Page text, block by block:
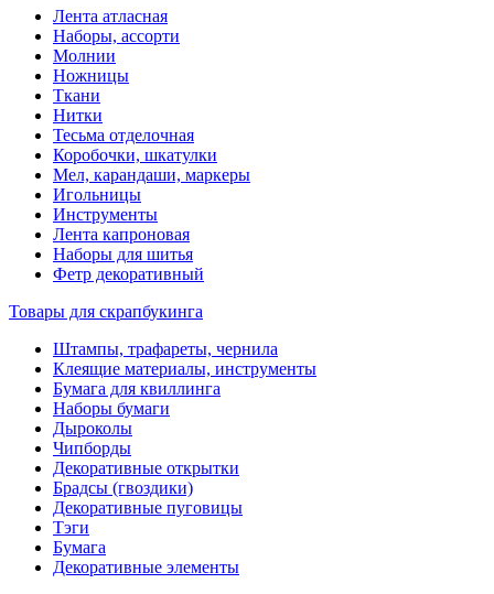
Лента атласная
Наборы, ассорти
Молнии
Ножницы
Ткани
Нитки
Тесьма отделочная
Коробочки, шкатулки
Мел, карандаши, маркеры
Игольницы
Инструменты
Лента капроновая
Наборы для шитья
Фетр декоративный
Товары для скрапбукинга
Штампы, трафареты, чернила
Клеящие материалы, инструменты
Бумага для квиллинга
Наборы бумаги
Дыроколы
Чипборды
Декоративные открытки
Брадсы (гвоздики)
Декоративные пуговицы
Тэги
Бумага
Декоративные элементы